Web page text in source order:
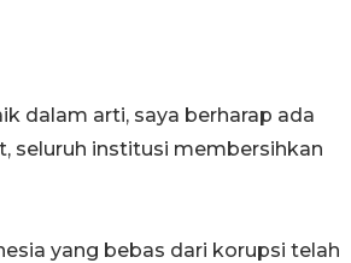
dalam arti, saya berharap ada
seluruh institusi membersihkan
yang bebas dari korupsi telah